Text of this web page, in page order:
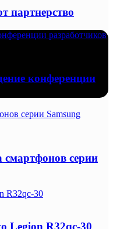
партнерство
разработчиков
конференции
серии Samsung
смартфонов серии
R32qc-30
Legion R32qc-30